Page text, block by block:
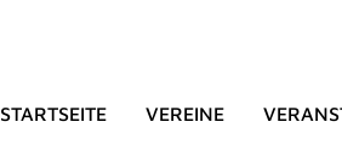
STARTSEITE VEREINE